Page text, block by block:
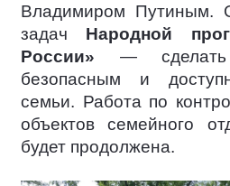
Владимиром Путиным.
задач Народной
России» — сделать
безопасным и
семьи. Работа по
объектов семейного
будет продолжена.